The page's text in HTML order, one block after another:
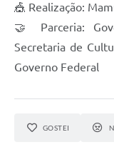
🎪 Realização:
🤝 Parceria:
Secretaria de
Governo Federal
GOSTEI